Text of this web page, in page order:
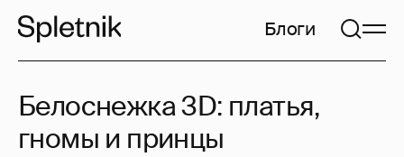
Блоги
Белоснежка 3D: платья,
гномы и принцы